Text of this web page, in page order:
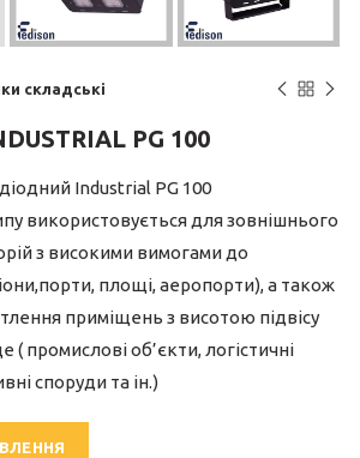
складські
PG 100
Industrial PG 100
використовується для зовнішнього
з високими вимогами до
площі, аеропорти), а також
приміщень з висотою підвісу
( промислові об’єкти, логістичні
споруди та ін.)